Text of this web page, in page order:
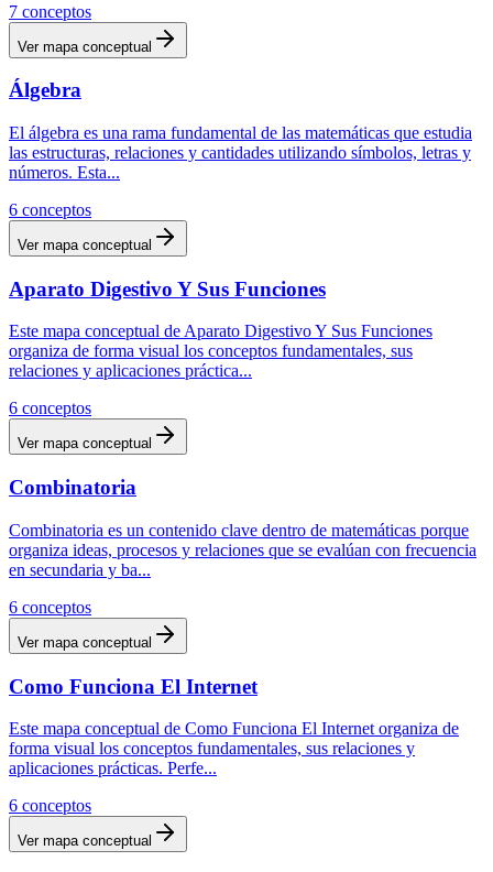
7 conceptos
Ver mapa conceptual
Álgebra
El álgebra es una rama fundamental de las matemáticas que estudia
las estructuras, relaciones y cantidades utilizando símbolos, letras y
números. Esta...
6 conceptos
Ver mapa conceptual
Aparato Digestivo Y Sus Funciones
Este mapa conceptual de Aparato Digestivo Y Sus Funciones
organiza de forma visual los conceptos fundamentales, sus
relaciones y aplicaciones práctica...
6 conceptos
Ver mapa conceptual
Combinatoria
Combinatoria es un contenido clave dentro de matemáticas porque
organiza ideas, procesos y relaciones que se evalúan con frecuencia
en secundaria y ba...
6 conceptos
Ver mapa conceptual
Como Funciona El Internet
Este mapa conceptual de Como Funciona El Internet organiza de
forma visual los conceptos fundamentales, sus relaciones y
aplicaciones prácticas. Perfe...
6 conceptos
Ver mapa conceptual